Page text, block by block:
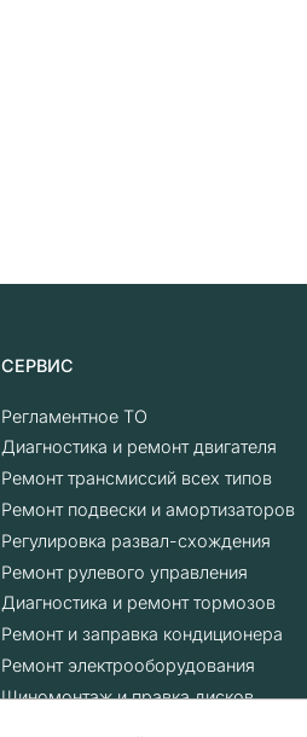
СЕРВИС
Регламентное ТО
Диагностика и ремонт двигателя
Ремонт трансмиссий всех типов
Ремонт подвески и амортизаторов
Регулировка развал-схождения
Ремонт рулевого управления
Диагностика и ремонт тормозов
Ремонт и заправка кондиционера
Ремонт электрооборудования
Шиномонтаж и правка дисков